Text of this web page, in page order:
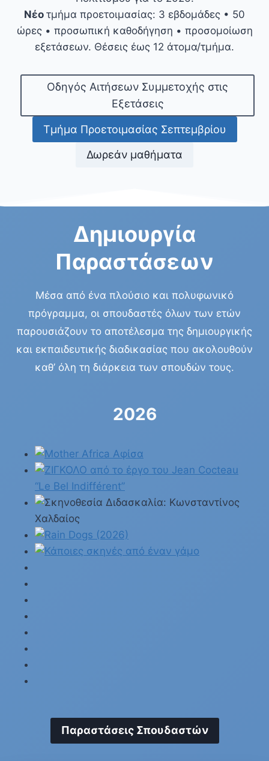
Νέο τμήμα προετοιμασίας: 3 εβδομάδες • 50
ώρες • προσωπική καθοδήγηση • προσομοίωση
εξετάσεων. Θέσεις έως 12 άτομα/τμήμα.
Οδηγός Αιτήσεων Συμμετοχής στις
Εξετάσεις
Τμήμα Προετοιμασίας Σεπτεμβρίου
Δωρεάν μαθήματα
Δημιουργία
Παραστάσεων
Μέσα από ένα πλούσιο και πολυφωνικό
πρόγραμμα, οι σπουδαστές όλων των ετών
παρουσιάζουν το αποτέλεσμα της δημιουργικής
και εκπαιδευτικής διαδικασίας που ακολουθούν
καθ’ όλη τη διάρκεια των σπουδών τους.
2026
Παραστάσεις Σπουδαστών